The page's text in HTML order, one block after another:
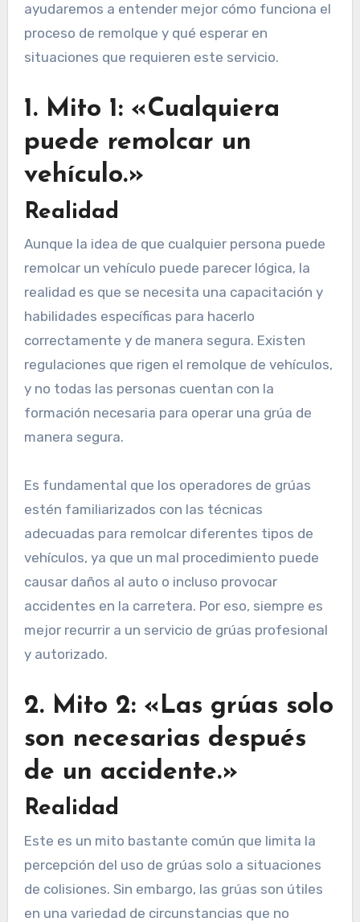
ayudaremos a entender mejor cómo funciona el
proceso de remolque y qué esperar en
situaciones que requieren este servicio.
1. Mito 1: «Cualquiera
puede remolcar un
vehículo.»
Realidad
Aunque la idea de que cualquier persona puede
remolcar un vehículo puede parecer lógica, la
realidad es que se necesita una capacitación y
habilidades específicas para hacerlo
correctamente y de manera segura. Existen
regulaciones que rigen el remolque de vehículos,
y no todas las personas cuentan con la
formación necesaria para operar una grúa de
manera segura.
Es fundamental que los operadores de grúas
estén familiarizados con las técnicas
adecuadas para remolcar diferentes tipos de
vehículos, ya que un mal procedimiento puede
causar daños al auto o incluso provocar
accidentes en la carretera. Por eso, siempre es
mejor recurrir a un servicio de grúas profesional
y autorizado.
2. Mito 2: «Las grúas solo
son necesarias después
de un accidente.»
Realidad
Este es un mito bastante común que limita la
percepción del uso de grúas solo a situaciones
de colisiones. Sin embargo, las grúas son útiles
en una variedad de circunstancias que no